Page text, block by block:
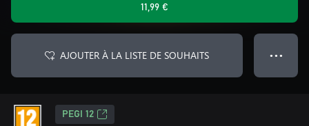
11,99 €
AJOUTER À LA LISTE DE SOUHAITS ● ● ●
PEGI 12